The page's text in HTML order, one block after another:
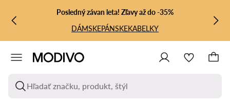
PREJSŤ NA HLAVNÝ OBSAH
PREJSŤ NA VYHĽADÁVANIE
Posledný závan leta! Zľavy až do -35%
DÁMSKEPÁNSKEKABELKY
Hľadať značku, produkt, štýl